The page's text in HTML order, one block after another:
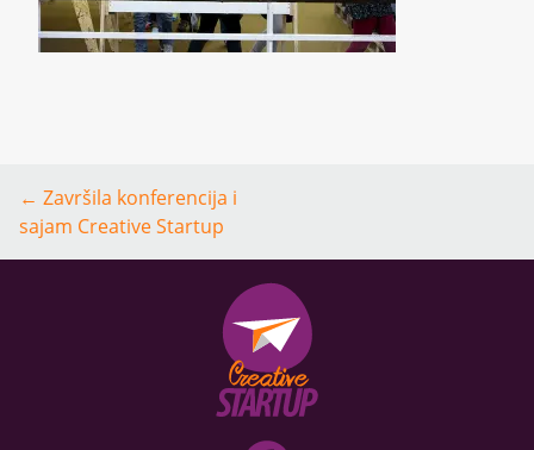
Post
navigation
← Završila konferencija i
sajam Creative Startup